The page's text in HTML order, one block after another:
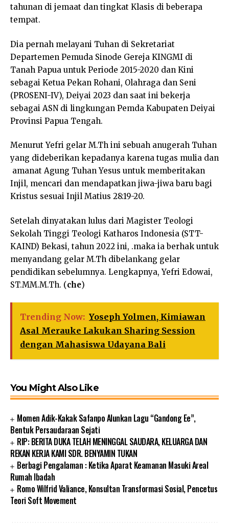
tahunan di jemaat dan tingkat Klasis di beberapa
tempat.
Dia pernah melayani Tuhan di Sekretariat
Departemen Pemuda Sinode Gereja KINGMI di
Tanah Papua untuk Periode 2015-2020 dan Kini
sebagai Ketua Pekan Rohani, Olahraga dan Seni
(PROSENI-IV), Deiyai 2023 dan saat ini bekerja
sebagai ASN di lingkungan Pemda Kabupaten Deiyai
Provinsi Papua Tengah.
Menurut Yefri gelar M.Th ini sebuah anugerah Tuhan
yang dideberikan kepadanya karena tugas mulia dan
amanat Agung Tuhan Yesus untuk memberitakan
Injil, mencari dan mendapatkan jiwa-jiwa baru bagi
Kristus sesuai Injil Matius 28:19-20.
Setelah dinyatakan lulus dari Magister Teologi
Sekolah Tinggi Teologi Katharos Indonesia (STT-
KAIND) Bekasi, tahun 2022 ini, .maka ia berhak untuk
menyandang gelar M.Th dibelankang gelar
pendidikan sebelumnya. Lengkapnya, Yefri Edowai,
ST.MM.M.Th. (che)
Trending Now: Yoseph Yolmen, Kimiawan
Asal Merauke Lakukan Sharing Session
dengan Mahasiswa Udayana Bali
You Might Also Like
Momen Adik-Kakak Safanpo Alunkan Lagu “Gandong Ee”,
Bentuk Persaudaraan Sejati
RIP: BERITA DUKA TELAH MENINGGAL SAUDARA, KELUARGA DAN
REKAN KERJA KAMI SDR. BENYAMIN TUKAN
Berbagi Pengalaman : Ketika Aparat Keamanan Masuki Areal
Rumah Ibadah
Romo Wilfrid Valiance, Konsultan Transformasi Sosial, Pencetus
Teori Soft Movement